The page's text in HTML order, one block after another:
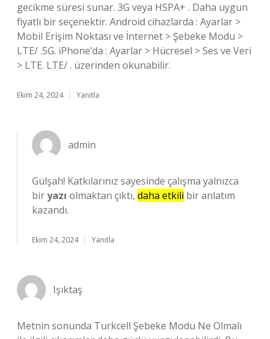
gecikme süresi sunar. 3G veya HSPA+ . Daha uygun
fiyatlı bir seçenektir. Android cihazlarda : Ayarlar >
Mobil Erişim Noktası ve İnternet > Şebeke Modu >
LTE/ .5G. iPhone’da : Ayarlar > Hücresel > Ses ve Veri
> LTE. LTE/ . üzerinden okunabilir.
Ekim 24, 2024 Yanıtla
admin
Gülşah! Katkılarınız sayesinde çalışma yalnızca
biryazı olmaktan çıktı, daha etkili bir anlatım
kazandı.
Ekim 24, 2024 Yanıtla
Işıktaş
Metnin sonunda Turkcell Şebeke Modu Ne Olmalı